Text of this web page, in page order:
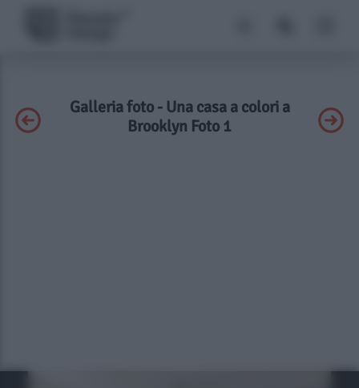
Galleria foto - Una casa a colori a
Brooklyn Foto 1